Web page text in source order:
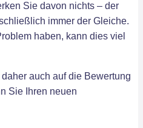
Sie davon nichts – der
immer der Gleiche.
haben, kann dies viel
auch auf die Bewertung
Sie Ihren neuen